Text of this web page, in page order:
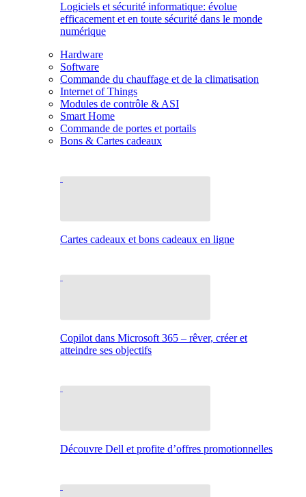
Logiciels et sécurité informatique: évolue
efficacement et en toute sécurité dans le monde
numérique
Hardware
Software
Commande du chauffage et de la climatisation
Internet of Things
Modules de contrôle & ASI
Smart Home
Commande de portes et portails
Bons & Cartes cadeaux
Cartes cadeaux et bons cadeaux en ligne
Copilot dans Microsoft 365 – rêver, créer et
atteindre ses objectifs
Découvre Dell et profite d’offres promotionnelles